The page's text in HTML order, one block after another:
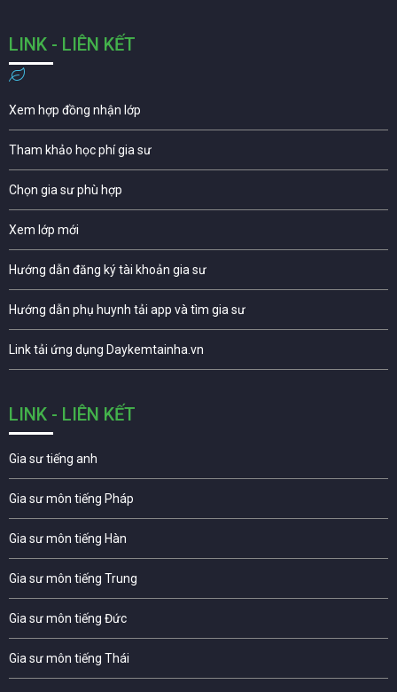
LINK - LIÊN KẾT
Xem hợp đồng nhận lớp
Tham khảo học phí gia sư
Chọn gia sư phù hợp
Xem lớp mới
Hướng dẫn đăng ký tài khoản gia sư
Hướng dẫn phụ huynh tải app và tìm gia sư
Link tải ứng dụng Daykemtainha.vn
LINK - LIÊN KẾT
Gia sư tiếng anh
Gia sư môn tiếng Pháp
Gia sư môn tiếng Hàn
Gia sư môn tiếng Trung
Gia sư môn tiếng Đức
Gia sư môn tiếng Thái